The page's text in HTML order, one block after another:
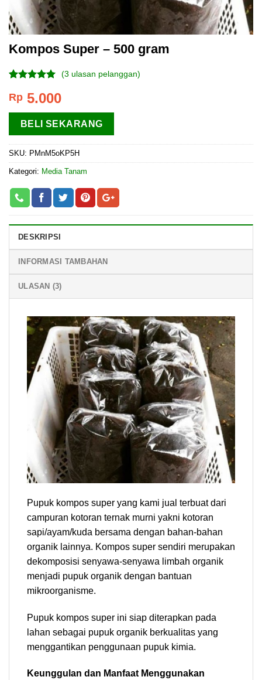
Kompos Super – 500 gram
4.67 dari 5
pelanggan
(3 ulasan pelanggan)
Rp 5.000
BELI SEKARANG
SKU: PMnM5oKP5H
Kategori: Media Tanam
DESKRIPSI
INFORMASI TAMBAHAN
ULASAN (3)
Pupuk kompos super yang kami jual terbuat dari
campuran kotoran ternak murni yakni kotoran
sapi/ayam/kuda bersama dengan bahan-bahan
organik lainnya. Kompos super sendiri merupakan
dekomposisi senyawa-senyawa limbah organik
menjadi pupuk organik dengan bantuan
mikroorganisme.
Pupuk kompos super ini siap diterapkan pada
lahan sebagai pupuk organik berkualitas yang
menggantikan penggunaan pupuk kimia.
Keunggulan dan Manfaat Menggunakan